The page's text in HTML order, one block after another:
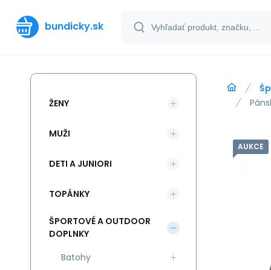
bundicky.sk
AUKCE
ŽENY
MUŽI
DETI A JUNIORI
TOPÁNKY
ŠPORTOVÉ A OUTDOOR
DOPLNKY
Batohy